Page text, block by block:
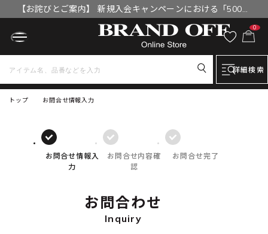
【お詫びとご案内】 新規入会キャンペーンにおける「500円
OFFクーポン」付与漏れと補填について
0
詳細検索
トップ お問合せ情報入力
お問合せ情報入
力
お問合せ内容確
認
お問合せ完了
お問合わせ
Inquiry